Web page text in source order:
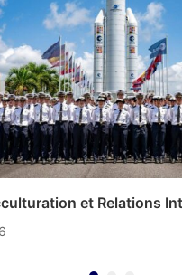
et Relations